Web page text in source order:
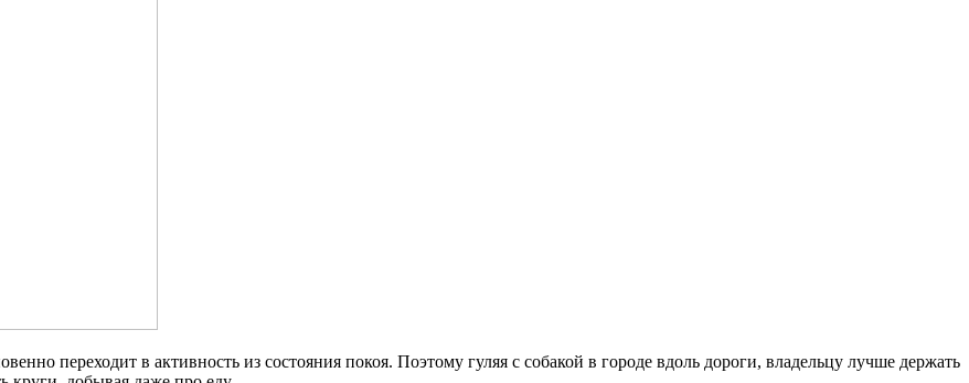
переходит в активность из состояния покоя. Поэтому гуляя с собакой в городе вдоль дороги, владельцу лучше держать